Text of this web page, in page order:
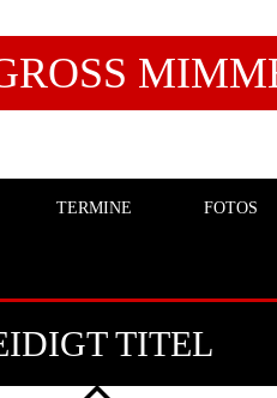
TERMINE FOTOS
TITEL